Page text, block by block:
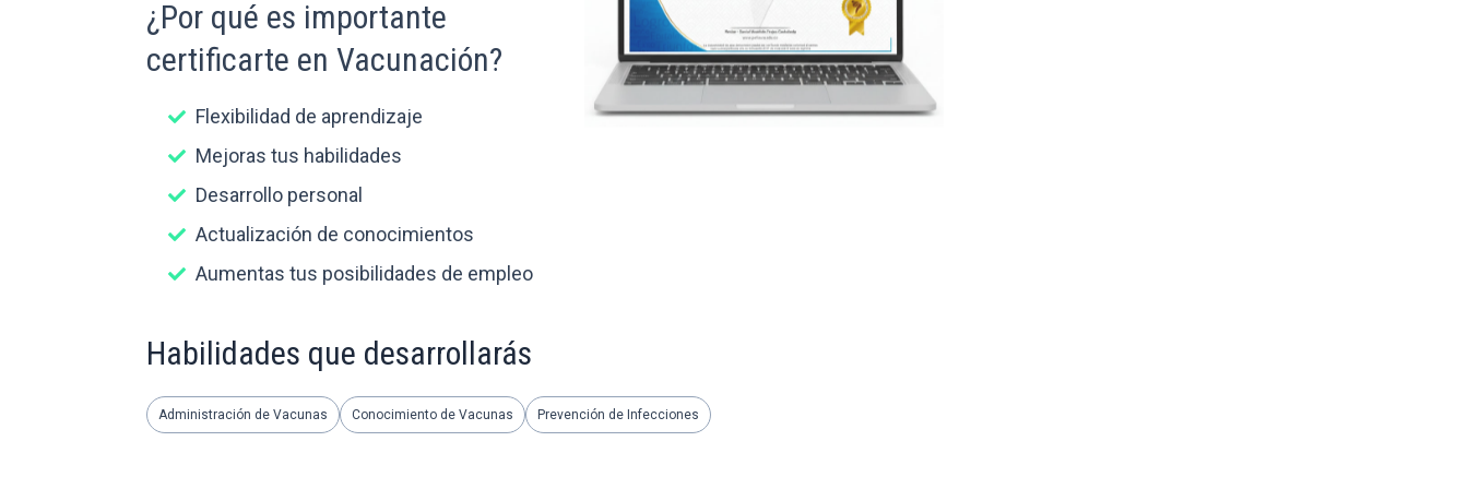
¿Por qué es importante
certificarte en Vacunación?
Flexibilidad de aprendizaje
Mejoras tus habilidades
Desarrollo personal
Actualización de conocimientos
Aumentas tus posibilidades de empleo
Habilidades que desarrollarás
Administración de Vacunas Conocimiento de Vacunas Prevención de Infecciones